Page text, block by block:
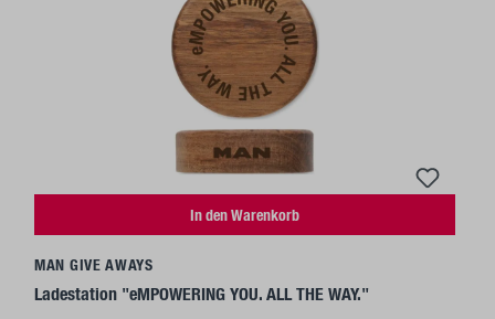
In den Warenkorb
MAN GIVE AWAYS
Ladestation "eMPOWERING YOU. ALL THE WAY."